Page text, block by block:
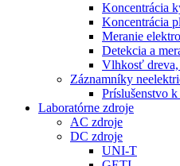
Koncentrácia
Koncentrácia
Meranie
Detekcia a
Vlhkosť dreva,
Záznamníky
Príslušenstvo
Laboratórne zdroje
AC zdroje
DC zdroje
UNI-T